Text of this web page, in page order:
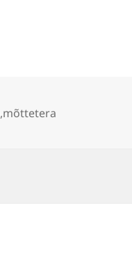
,mõttetera